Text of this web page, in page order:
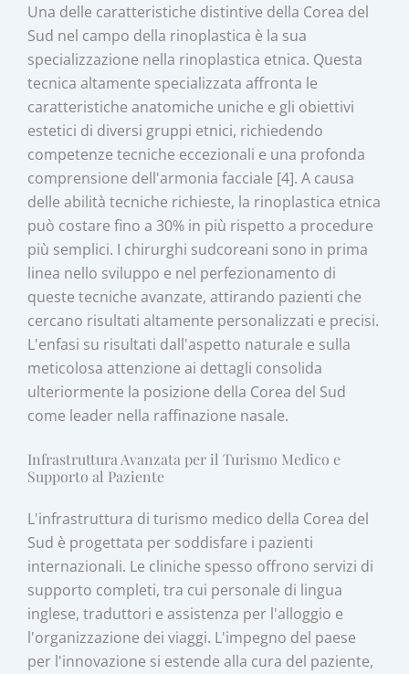
Una delle caratteristiche distintive della Corea del
Sud nel campo della rinoplastica è la sua
specializzazione nella rinoplastica etnica. Questa
tecnica altamente specializzata affronta le
caratteristiche anatomiche uniche e gli obiettivi
estetici di diversi gruppi etnici, richiedendo
competenze tecniche eccezionali e una profonda
comprensione dell'armonia facciale [4]. A causa
delle abilità tecniche richieste, la rinoplastica etnica
può costare fino a 30% in più rispetto a procedure
più semplici. I chirurghi sudcoreani sono in prima
linea nello sviluppo e nel perfezionamento di
queste tecniche avanzate, attirando pazienti che
cercano risultati altamente personalizzati e precisi.
L'enfasi su risultati dall'aspetto naturale e sulla
meticolosa attenzione ai dettagli consolida
ulteriormente la posizione della Corea del Sud
come leader nella raffinazione nasale.
Infrastruttura Avanzata per il Turismo Medico e
Supporto al Paziente
L'infrastruttura di turismo medico della Corea del
Sud è progettata per soddisfare i pazienti
internazionali. Le cliniche spesso offrono servizi di
supporto completi, tra cui personale di lingua
inglese, traduttori e assistenza per l'alloggio e
l'organizzazione dei viaggi. L'impegno del paese
per l'innovazione si estende alla cura del paziente,